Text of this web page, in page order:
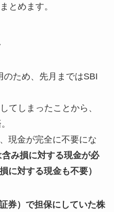
とめます。
のため、先月まではSBI
てしまったことから、
現金が完全に不要にな
含み損に対する現金が必
に対する現金も不要）
券）で担保にしていた株